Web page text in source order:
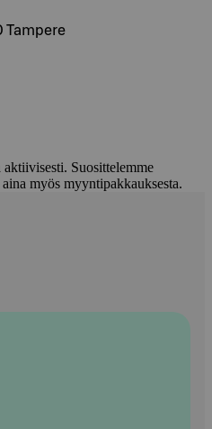
Tampere
Suosittelemme
myös myyntipakkauksesta.